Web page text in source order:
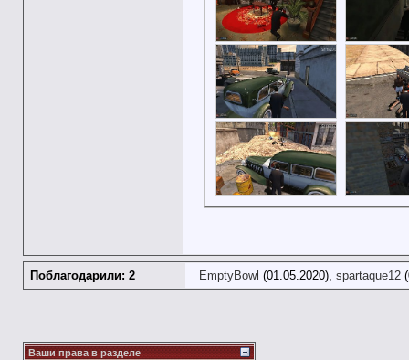
Поблагодарили: 2 EmptyBowl (01.05.2020), spartaque12
Ваши права в разделе